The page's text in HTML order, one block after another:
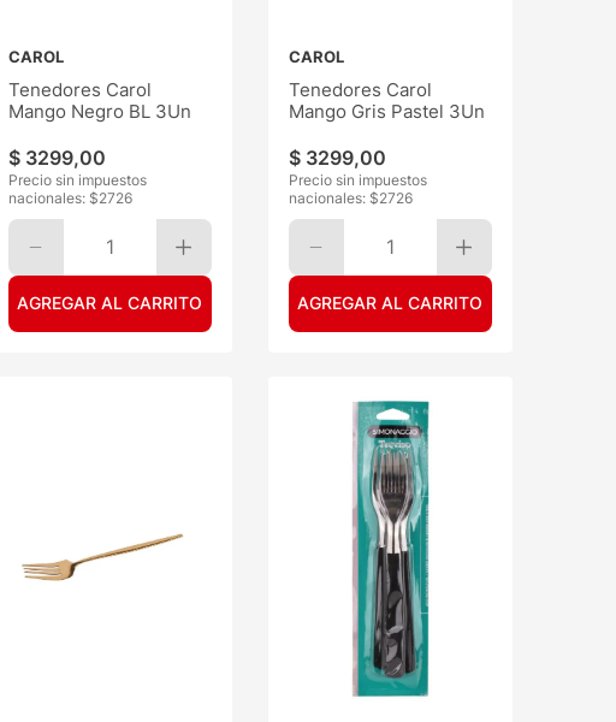
CAROL
Tenedores Carol
Mango Negro BL 3Un
$ 3299,00
Precio sin impuestos
nacionales: $2726
1
AGREGAR AL CARRITO
CAROL
Tenedores Carol
Mango Gris Pastel 3Un
$ 3299,00
Precio sin impuestos
nacionales: $2726
1
AGREGAR AL CARRITO